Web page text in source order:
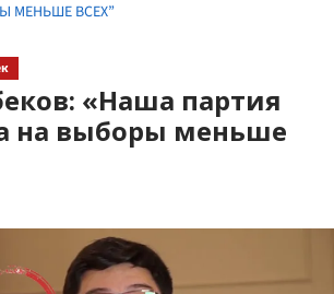
МЕНЬШЕ ВСЕХ”
«Наша партия
на выборы меньше